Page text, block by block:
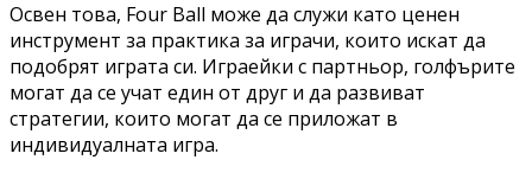
Освен това, Four Ball може да служи като ценен
инструмент за практика за играчи, които искат да
подобрят играта си. Играейки с партньор, голфърите
могат да се учат един от друг и да развиват
стратегии, които могат да се приложат в
индивидуалната игра.